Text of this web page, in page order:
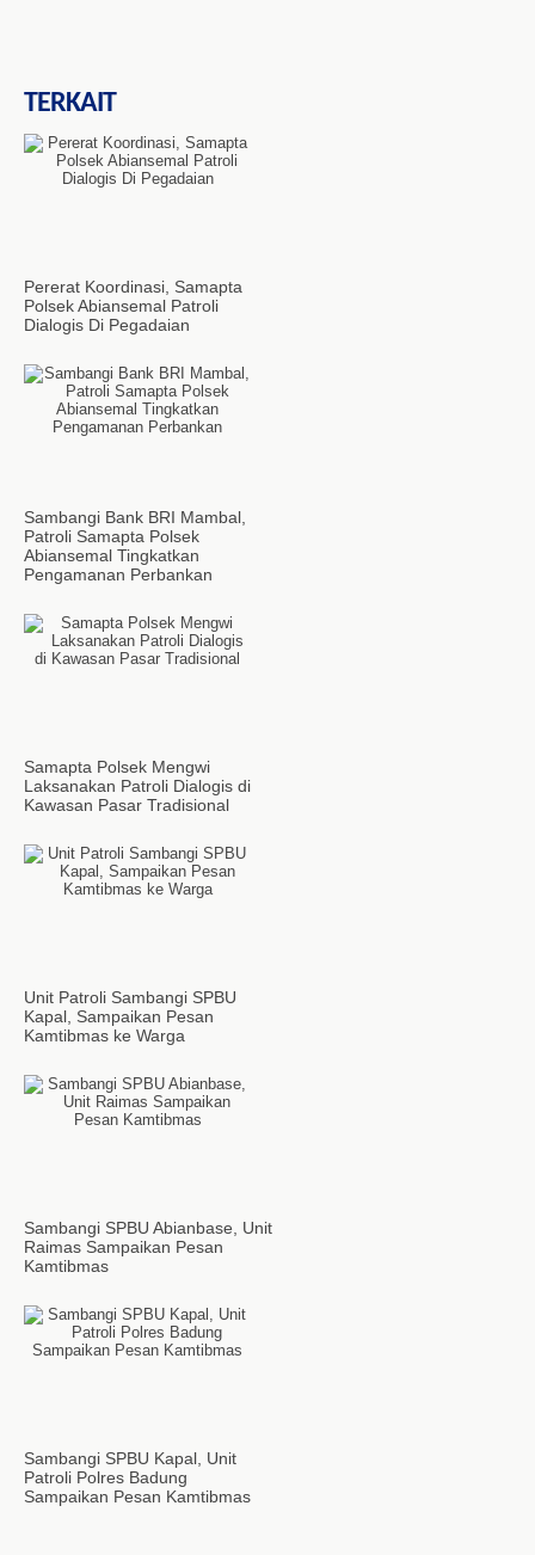
TERKAIT
Pererat Koordinasi, Samapta
Polsek Abiansemal Patroli
Dialogis Di Pegadaian
Sambangi Bank BRI Mambal,
Patroli Samapta Polsek
Abiansemal Tingkatkan
Pengamanan Perbankan
Samapta Polsek Mengwi
Laksanakan Patroli Dialogis di
Kawasan Pasar Tradisional
Unit Patroli Sambangi SPBU
Kapal, Sampaikan Pesan
Kamtibmas ke Warga
Sambangi SPBU Abianbase, Unit
Raimas Sampaikan Pesan
Kamtibmas
Sambangi SPBU Kapal, Unit
Patroli Polres Badung
Sampaikan Pesan Kamtibmas